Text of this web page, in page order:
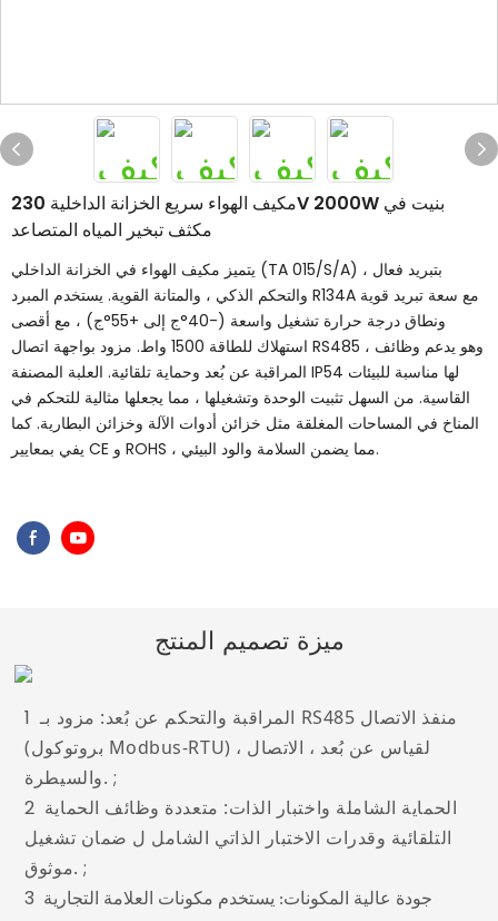
مكيف الهواء سريع الخزانة الداخلية 230V 2000W بنيت في
مكثف تبخير المياه المتصاعد
يتميز مكيف الهواء في الخزانة الداخلي (TA 015/S/A) بتبريد فعال ،
والتحكم الذكي ، والمتانة القوية. يستخدم المبرد R134A مع سعة تبريد قوية
ونطاق درجة حرارة تشغيل واسعة (-40°ج إلى +55°ج) ، مع أقصى
استهلاك للطاقة 1500 واط. مزود بواجهة اتصال RS485 ، وهو يدعم وظائف
المراقبة عن بُعد وحماية تلقائية. العلبة المصنفة IP54 لها مناسبة للبيئات
القاسية. من السهل تثبيت الوحدة وتشغيلها ، مما يجعلها مثالية للتحكم في
المناخ في المساحات المغلقة مثل خزائن أدوات الآلة وخزائن البطارية. كما
يفي بمعايير CE و ROHS ، مما يضمن السلامة والود البيئي.
ميزة تصميم المنتج
1 المراقبة والتحكم عن بُعد: مزود بـ RS485 منفذ الاتصال
(بروتوكول Modbus-RTU) لقياس عن بُعد ، الاتصال ،
والسيطرة. ;
2
التلقائية وقدرات الاختبار الذاتي الشامل ل ضمان تشغيل
موثوق.;
3